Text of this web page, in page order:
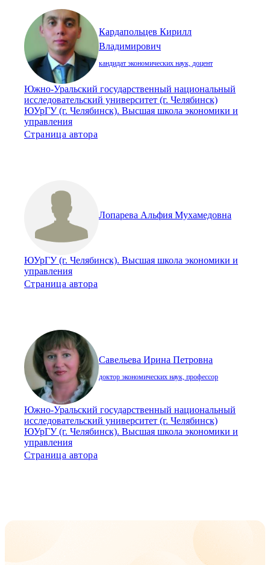
Кардапольцев Кирилл
Владимирович
кандидат экономических наук, доцент
Южно-Уральский государственный национальный
исследовательский университет (г. Челябинск)
ЮУрГУ (г. Челябинск). Высшая школа экономики и
управления
Страница автора
Лопарева Альфия Мухамедовна
ЮУрГУ (г. Челябинск). Высшая школа экономики и
управления
Страница автора
Савельева Ирина Петровна
доктор экономических наук, профессор
Южно-Уральский государственный национальный
исследовательский университет (г. Челябинск)
ЮУрГУ (г. Челябинск). Высшая школа экономики и
управления
Страница автора